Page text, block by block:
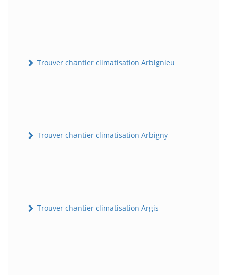
Trouver chantier climatisation Arbignieu
Trouver chantier climatisation Arbigny
Trouver chantier climatisation Argis